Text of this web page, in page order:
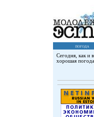
погода
Сегодня, как и
хорошая погода.